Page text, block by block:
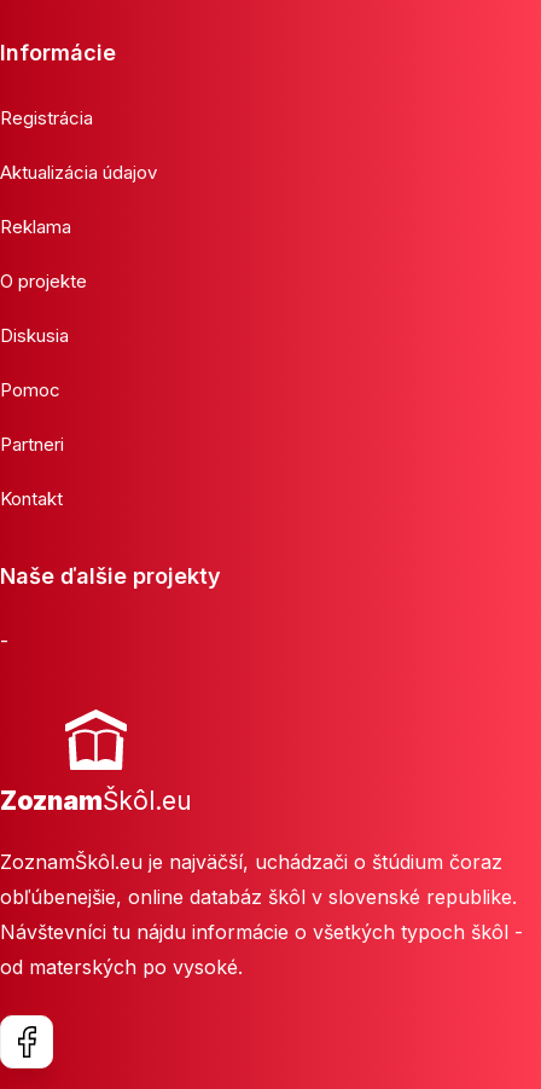
Informácie
Registrácia
Aktualizácia údajov
Reklama
O projekte
Diskusia
Pomoc
Partneri
Kontakt
Naše ďalšie projekty
-
ZoznamŠkôl.eu
ZoznamŠkôl.eu je najväčší, uchádzači o štúdium čoraz
obľúbenejšie, online databáz škôl v slovenské republike.
Návštevníci tu nájdu informácie o všetkých typoch škôl -
od materských po vysoké.